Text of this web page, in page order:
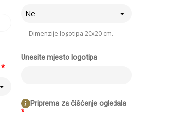
*
Ne
Dimenzije logotipa 20x20 cm.
Unesite mjesto logotipa
*
Priprema za čišćenje ogledala